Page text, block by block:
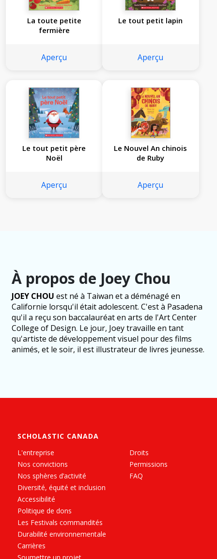
La toute petite
fermière
Aperçu
Le tout petit lapin
Aperçu
Le tout petit père
Noël
Aperçu
Le Nouvel An chinois
de Ruby
Aperçu
À propos de Joey Chou
JOEY CHOU est né à Taiwan et a déménagé en
Californie lorsqu'il était adolescent. C'est à Pasadena
qu'il a reçu son baccalauréat en arts de l'Art Center
College of Design. Le jour, Joey travaille en tant
qu'artiste de développement visuel pour des films
animés, et le soir, il est illustrateur de livres jeunesse.
SCHOLASTIC CANADA
L'entreprise
Nos convictions
Nos sphères d’activité
Diversité, équité et inclusion
Accessibilité
Politique de dons
Les Festivals commandités
Durabilité environnementale
Carrières
Droits
Permissions
FAQ